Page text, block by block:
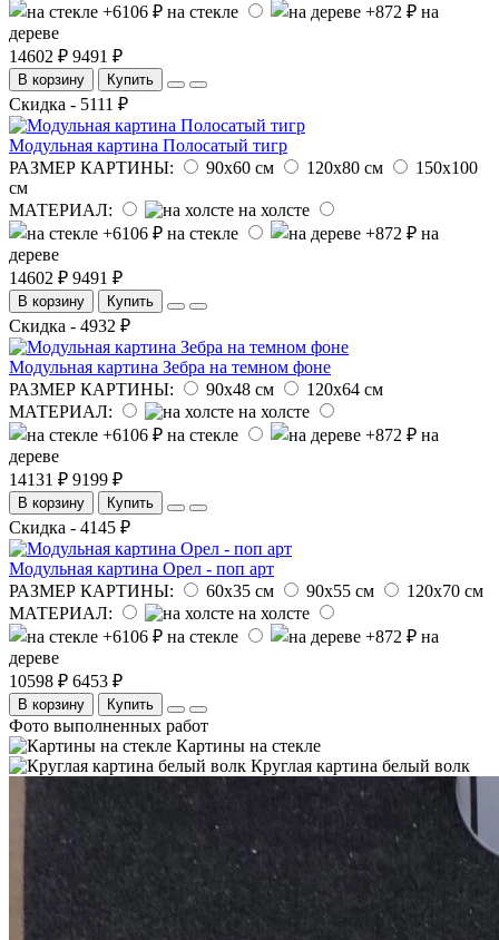
на стекле
на
дереве
14602 ₽ 9491 ₽
В корзину Купить
Скидка - 5111 ₽
Модульная картина Полосатый тигр
РАЗМЕР КАРТИНЫ:
90х60 см 120х80 см
150х100
см
МАТЕРИАЛ:
на холсте
на стекле
на
дереве
14602 ₽ 9491 ₽
В корзину Купить
Скидка - 4932 ₽
Модульная картина Зебра на темном фоне
РАЗМЕР КАРТИНЫ:
90х48 см
120х64 см
МАТЕРИАЛ:
на холсте
на стекле
на
дереве
14131 ₽ 9199 ₽
В корзину Купить
Скидка - 4145 ₽
Модульная картина Орел - поп арт
РАЗМЕР КАРТИНЫ:
60х35 см 90х55 см
120х70 см
МАТЕРИАЛ:
на холсте
на стекле
на
дереве
10598 ₽ 6453 ₽
В корзину Купить
Фото выполненных работ
Картины на стекле
Круглая картина белый волк